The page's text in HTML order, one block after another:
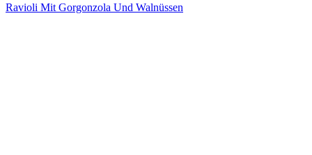
Ravioli Mit Gorgonzola Und Walnüssen